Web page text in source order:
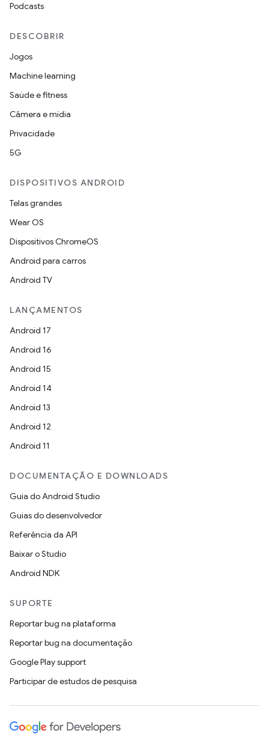
Podcasts
DESCOBRIR
Jogos
Machine learning
Saúde e fitness
Câmera e mídia
Privacidade
5G
DISPOSITIVOS ANDROID
Telas grandes
Wear OS
Dispositivos ChromeOS
Android para carros
Android TV
LANÇAMENTOS
Android 17
Android 16
Android 15
Android 14
Android 13
Android 12
Android 11
DOCUMENTAÇÃO E DOWNLOADS
Guia do Android Studio
Guias do desenvolvedor
Referência da API
Baixar o Studio
Android NDK
SUPORTE
Reportar bug na plataforma
Reportar bug na documentação
Google Play support
Participar de estudos de pesquisa